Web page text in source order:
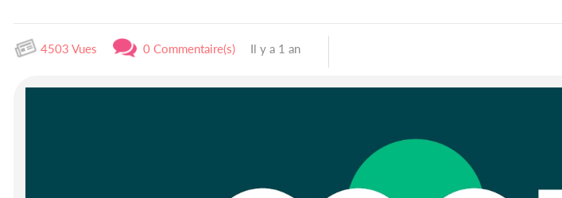
4503 Vues 0 Commentaire(s) Il y a 1 an